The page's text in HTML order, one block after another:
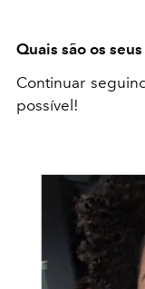
Quais são os
Continuar
possível!